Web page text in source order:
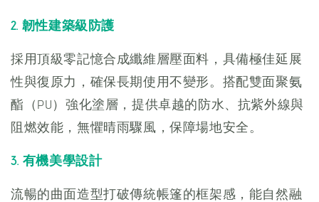
2. 韌性建築級防護
採用頂級零記憶合成纖維層壓面料，具備極佳延展
性與復原力，確保長期使用不變形。搭配雙面聚氨
酯（PU）強化塗層，提供卓越的防水、抗紫外線與
阻燃效能，無懼晴雨驟風，保障場地安全。
3. 有機美學設計
流暢的曲面造型打破傳統帳篷的框架感，能自然融